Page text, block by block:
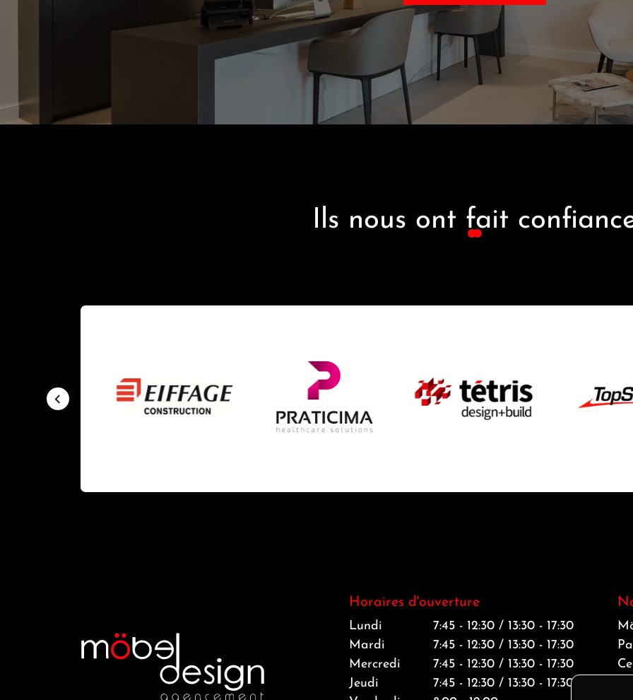
Ils nous ont fait
Horaires d'ouverture
Lundi
7:45 - 12:30 / 13:30 - 17:30
Mardi
7:45 - 12:30 / 13:30 - 17:30
Mercredi
7:45 - 12:30 / 13:30 - 17:30
Jeudi
7:45 - 12:30 / 13:30 - 17:30